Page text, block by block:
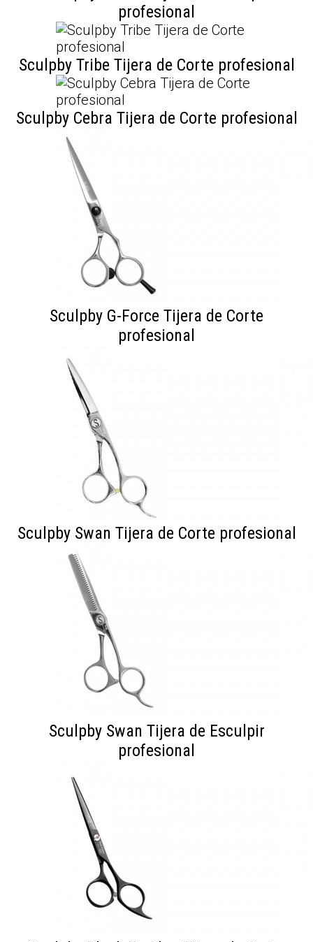
descuentos especiales.
Al enviar este formulario estás aceptando nuestro aviso legal
así como nuestrapolítica de privacidad.
profesional
Sculpby Tribe Tijera de Corte profesional
Sculpby Cebra Tijera de Corte profesional
Sculpby G-Force Tijera de Corte
profesional
Sculpby Swan Tijera de Corte profesional
Sculpby Swan Tijera de Esculpir
profesional